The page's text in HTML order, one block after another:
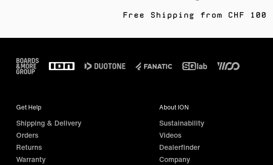
Free Shipping from CHF 100
Footer
Get Help
Shipping & Delivery
Orders
Returns
Warranty
About ION
Sustainability
Videos
Dealerfinder
Company